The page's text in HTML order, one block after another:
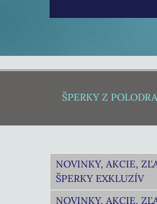
ŠPERKY Z
NOVINKY, AKCIE,
ŠPERKY EXKLUZÍV
NOVINKY, AKCIE,